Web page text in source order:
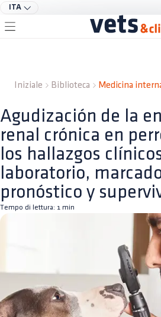
ITA
Iniziale Biblioteca Medicina
Agudización de la
renal crónica en
los hallazgos
laboratorio,
pronóstico y
Tempo di lettura: 1 min